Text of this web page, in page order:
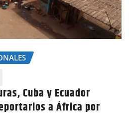
Cuba y Ecuador
a África por